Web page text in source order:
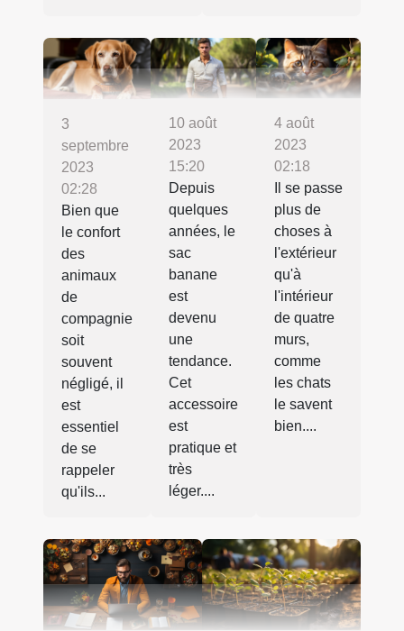
3
septembre
2023
02:28
Bien que
le confort
des
animaux
de
compagnie
soit
souvent
négligé, il
est
essentiel
de se
rappeler
qu'ils...
10 août
2023
15:20
Depuis
quelques
années, le
sac
banane
est
devenu
une
tendance.
Cet
accessoire
est
pratique et
très
léger....
4 août
2023
02:18
Il se passe
plus de
choses à
l'extérieur
qu'à
l'intérieur
de quatre
murs,
comme
les chats
le savent
bien....